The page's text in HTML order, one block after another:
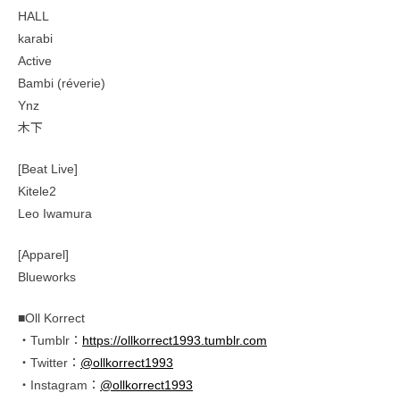
HALL
karabi
Active
Bambi (réverie)
Ynz
木下
[Beat Live]
Kitele2
Leo Iwamura
[Apparel]
Blueworks
■Oll Korrect
・Tumblr： https://ollkorrect1993.tumblr.com
・Twitter： @ollkorrect1993
・Instagram： @ollkorrect1993